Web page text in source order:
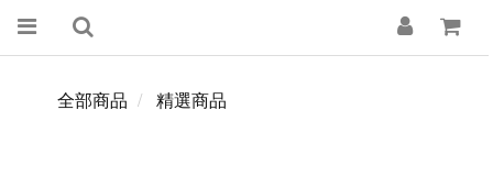
全部商品 精選商品